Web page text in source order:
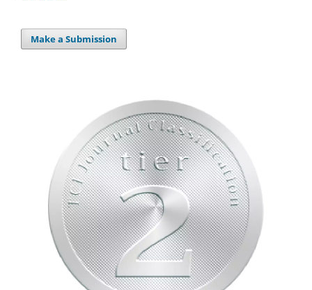
Make a Submission